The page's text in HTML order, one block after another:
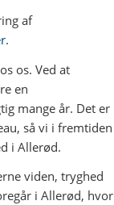
af
.
os. Ved at
en
mange år. Det er
så vi i fremtiden
i Allerød.
viden, tryghed
i Allerød, hvor